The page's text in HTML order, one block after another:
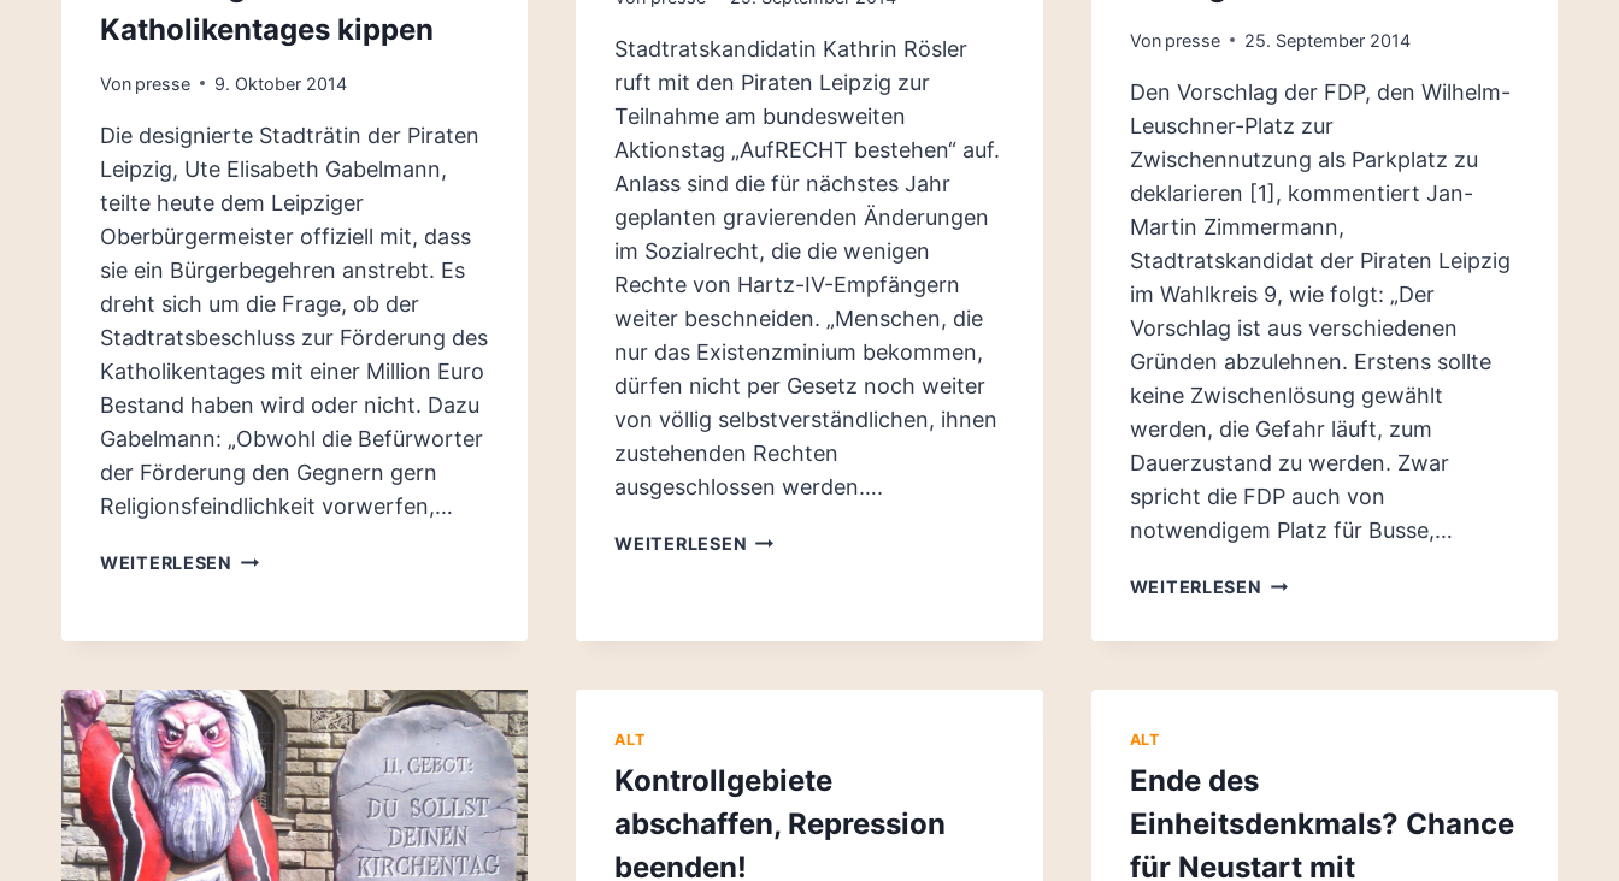
Katholikentages kippen
Von presse 9. Oktober 2014
Die designierte Stadträtin der Piraten
Leipzig, Ute Elisabeth Gabelmann,
teilte heute dem Leipziger
Oberbürgermeister offiziell mit, dass
sie ein Bürgerbegehren anstrebt. Es
dreht sich um die Frage, ob der
Stadtratsbeschluss zur Förderung des
Katholikentages mit einer Million Euro
Bestand haben wird oder nicht. Dazu
Gabelmann: „Obwohl die Befürworter
der Förderung den Gegnern gern
Religionsfeindlichkeit vorwerfen,…
WEITERLESEN BÜRGERBEGEHREN
WEG
PIRATEN-
STADTRÄTIN
WILL
ZUSAMMEN
MIT
BÜRGERN
FÖRDERUNG
Stadtratskandidatin Kathrin Rösler
ruft mit den Piraten Leipzig zur
Teilnahme am bundesweiten
Aktionstag „AufRECHT bestehen“ auf.
Anlass sind die für nächstes Jahr
geplanten gravierenden Änderungen
im Sozialrecht, die die wenigen
Rechte von Hartz-IV-Empfängern
weiter beschneiden. „Menschen, die
nur das Existenzminium bekommen,
dürfen nicht per Gesetz noch weiter
von völlig selbstverständlichen, ihnen
zustehenden Rechten
ausgeschlossen werden….
WEITERLESEN KEINE
Von presse 25. September 2014
Den Vorschlag der FDP, den Wilhelm-
Leuschner-Platz zur
Zwischennutzung als Parkplatz zu
deklarieren [1], kommentiert Jan-
Martin Zimmermann,
Stadtratskandidat der Piraten Leipzig
im Wahlkreis 9, wie folgt: „Der
Vorschlag ist aus verschiedenen
Gründen abzulehnen. Erstens sollte
keine Zwischenlösung gewählt
werden, die Gefahr läuft, zum
Dauerzustand zu werden. Zwar
spricht die FDP auch von
notwendigem Platz für Busse,…
WEITERLESEN PIRATEN
LEUSCHNERPLATZ:
PARKPLATZ
LEGALEN
WÄNDEN!
ALT
Kontrollgebiete
abschaffen, Repression
beenden!
ALT
Ende des
Einheitsdenkmals? Chance
für Neustart mit